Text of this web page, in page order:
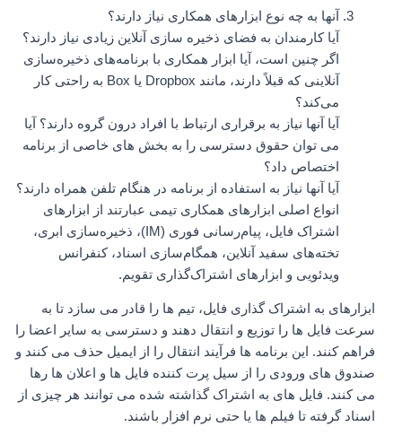
آنها به چه نوع ابزارهای همکاری نیاز دارند؟
آیا کارمندان به فضای ذخیره سازی آنلاین زیادی نیاز دارند؟
اگر چنین است، آیا ابزار همکاری با برنامه‌های ذخیره‌سازی
آنلاینی که قبلاً دارند، مانند Dropbox یا Box به راحتی کار
می‌کند؟
آیا آنها نیاز به برقراری ارتباط با افراد درون گروه دارند؟ آیا
می توان حقوق دسترسی را به بخش های خاصی از برنامه
اختصاص داد؟
آیا آنها نیاز به استفاده از برنامه در هنگام تلفن همراه دارند؟
انواع اصلی ابزارهای همکاری تیمی عبارتند از ابزارهای
اشتراک فایل، پیام‌رسانی فوری (IM)، ذخیره‌سازی ابری،
تخته‌های سفید آنلاین، همگام‌سازی اسناد، کنفرانس
ویدئویی و ابزارهای اشتراک‌گذاری تقویم.
ابزارهای به اشتراک گذاری فایل، تیم ها را قادر می سازد تا به
سرعت فایل ها را توزیع و انتقال دهند و دسترسی به سایر اعضا را
فراهم کنند. این برنامه ها فرآیند انتقال را از ایمیل حذف می کنند و
صندوق های ورودی را از سیل پرت کننده فایل ها و اعلان ها رها
می کنند. فایل های به اشتراک گذاشته شده می توانند هر چیزی از
اسناد گرفته تا فیلم ها یا حتی نرم افزار باشند.